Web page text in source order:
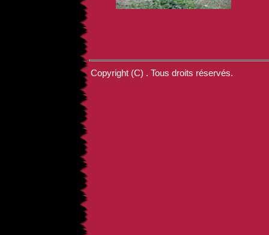
Copyright (C) . Tous droits réservés.